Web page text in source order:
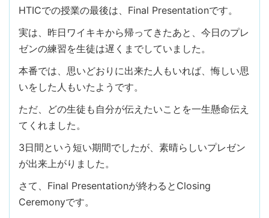
HTICでの授業の最後は、Final Presentationです。
実は、昨日ワイキキから帰ってきたあと、今日のプレ
ゼンの練習を生徒は遅くまでしていました。
本番では、思いどおりに出来た人もいれば、悔しい思
いをした人もいたようです。
ただ、どの生徒も自分が伝えたいことを一生懸命伝え
てくれました。
3日間という短い期間でしたが、素晴らしいプレゼン
が出来上がりました。
さて、Final Presentationが終わるとClosing
Ceremonyです。